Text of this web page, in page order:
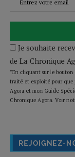
Je souhaite
de La Chronique
*En cliquant sur le bouton
traité et exploité pour
Agora et mon Guide
Chronique Agora. Voir
REJOIGNEZ-